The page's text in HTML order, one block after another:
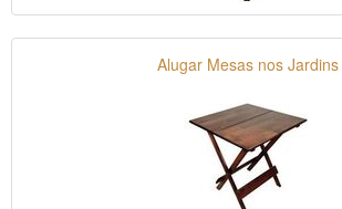
Alugar Mesas nos Jardins